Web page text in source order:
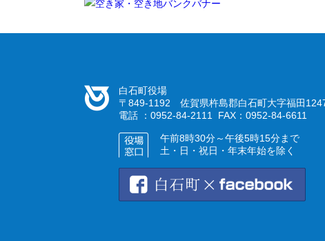
白石町役場
〒849-1192 佐賀県杵島郡白石町大字福田
電話 ：0952-84-2111 FAX：0952-84-6611
午前8時30分～午後5時15分まで
土・日・祝日・年末年始を除く